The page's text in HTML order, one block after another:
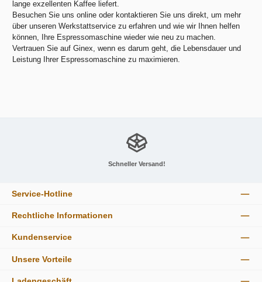
lange exzellenten Kaffee liefert.
Besuchen Sie uns online oder kontaktieren Sie uns direkt, um mehr
über unseren Werkstattservice zu erfahren und wie wir Ihnen helfen
können, Ihre Espressomaschine wieder wie neu zu machen.
Vertrauen Sie auf Ginex, wenn es darum geht, die Lebensdauer und
Leistung Ihrer Espressomaschine zu maximieren.
Schneller Versand!
Service-Hotline
Rechtliche Informationen
Kundenservice
Unsere Vorteile